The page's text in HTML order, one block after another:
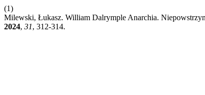
(1)
Milewski, Łukasz. William Dalrymple Anarchia.
2024, 31, 312-314.